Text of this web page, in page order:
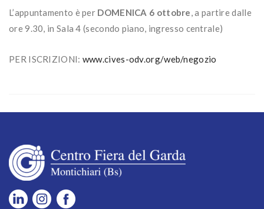
L’appuntamento è per DOMENICA 6 ottobre , a partire dalle
ore 9.30, in Sala 4 (secondo piano, ingresso centrale)
PER ISCRIZIONI: www.cives-odv.org/web/negozio